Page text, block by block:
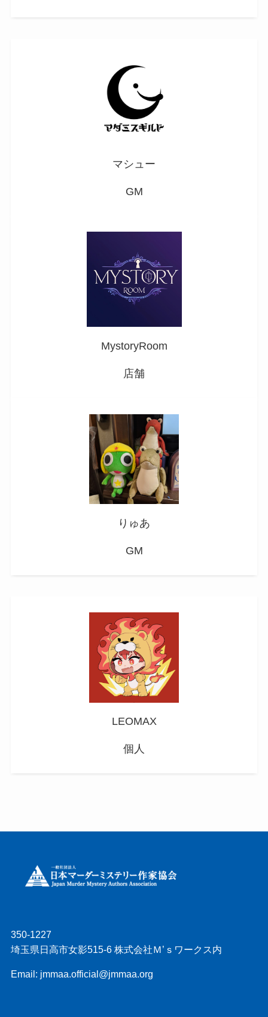
マシュー
GM
MystoryRoom
店舗
りゅあ
GM
LEOMAX
個人
350-1227
埼玉県日高市女影515-6 株式会社Ｍ’ｓワークス内
Email: jmmaa.official@jmmaa.org